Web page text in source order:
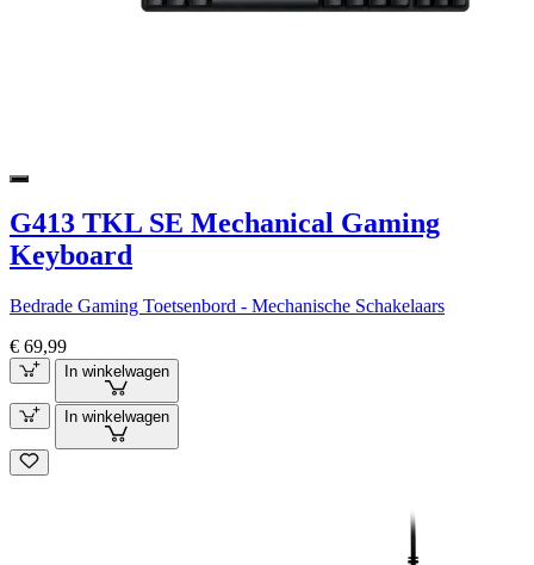
G413 TKL SE Mechanical Gaming
Keyboard
Bedrade Gaming Toetsenbord - Mechanische Schakelaars
€ 69,99
In winkelwagen
In winkelwagen